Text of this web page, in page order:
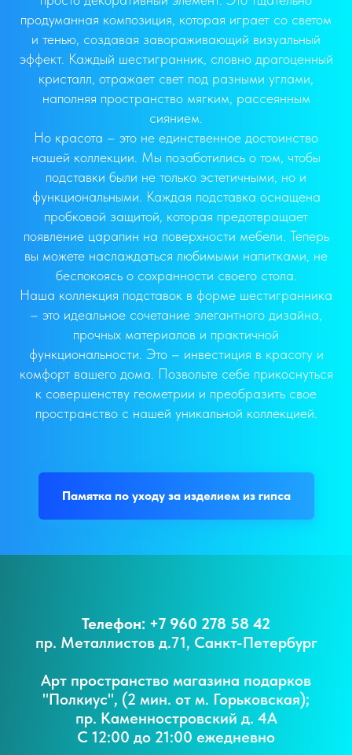
продуманная композиция, которая играет со светом
и тенью, создавая завораживающий визуальный
эффект. Каждый шестигранник, словно драгоценный
кристалл, отражает свет под разными углами,
наполняя пространство мягким, рассеянным
сиянием.
Но красота – это не единственное достоинство
нашей коллекции. Мы позаботились о том, чтобы
подставки были не только эстетичными, но и
функциональными. Каждая подставка оснащена
пробковой защитой, которая предотвращает
появление царапин на поверхности мебели. Теперь
вы можете наслаждаться любимыми напитками, не
беспокоясь о сохранности своего стола.
Наша коллекция подставок в форме шестигранника
– это идеальное сочетание элегантного дизайна,
прочных материалов и практичной
функциональности. Это – инвестиция в красоту и
комфорт вашего дома. Позвольте себе прикоснуться
к совершенству геометрии и преобразить свое
пространство с нашей уникальной коллекцией.
Памятка по уходу за изделием из гипса
Телефон: +7 960 278 58 42
пр. Металлистов д.71, Санкт-Петербург
Арт пространство магазина подарков
"Полкиус", (2 мин. от м. Горьковская);
пр. Каменностровский д. 4А
С 12:00 до 21:00 ежедневно